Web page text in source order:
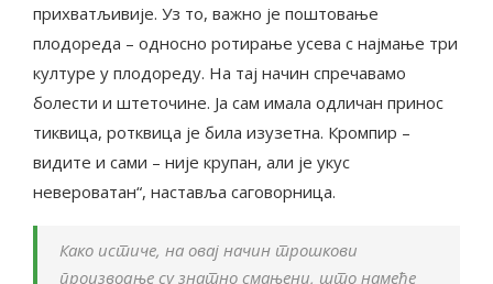
прихватљивије. Уз то, важно је поштовање
плодореда – односно ротирање усева с најмање три
културе у плодореду. На тај начин спречавамо
болести и штеточине. Ја сам имала одличан принос
тиквица, ротквица је била изузетна. Кромпир –
видите и сами – није крупан, али је укус
невероватан“, наставља саговорница.
Како истиче, на овај начин трошкови
производње су знатно смањени, што намеће